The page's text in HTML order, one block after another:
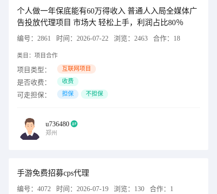
个人做一年保底能有60万得收入 普通人入局全媒体广
告投放代理项目 市场大 轻松上手，利润占比80％
编号： 2861 时间： 2026-07-22 浏览： 2463 合作： 18
类目： 项目合作
项目类型： 互联网项目
是否收费： 收费
可走担保： 担保 不担保
u736480
郑州
手游免费招募cps代理
编号： 4072 时间： 2026-07-19 浏览： 130 合作： 1